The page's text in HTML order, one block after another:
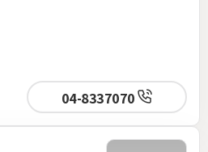
04-8337070